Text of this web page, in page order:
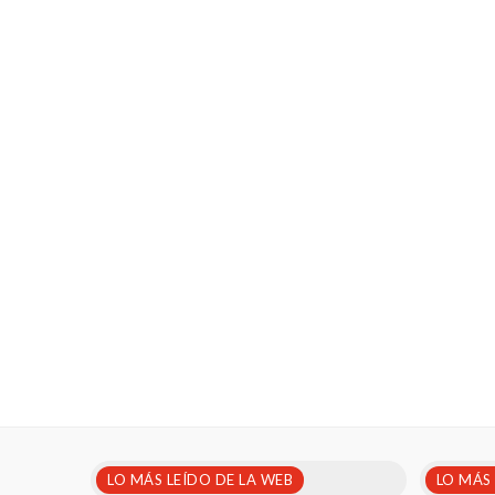
LO MÁS LEÍDO DE LA WEB LO